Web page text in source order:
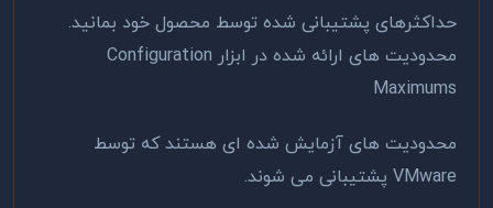
حداکثرهای پشتیبانی شده توسط محصول خود بمانید.
محدودیت های ارائه شده در ابزار Configuration
Maximums
محدودیت های آزمایش شده ای هستند که توسط
VMware پشتیبانی می شوند.